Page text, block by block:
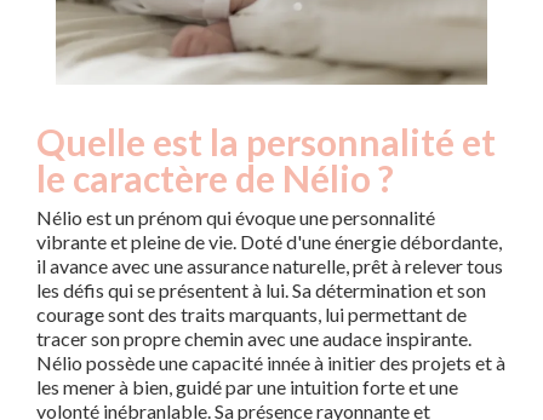
Quelle est la personnalité et
le caractère de Nélio ?
Nélio est un prénom qui évoque une personnalité
vibrante et pleine de vie. Doté d'une énergie débordante,
il avance avec une assurance naturelle, prêt à relever tous
les défis qui se présentent à lui. Sa détermination et son
courage sont des traits marquants, lui permettant de
tracer son propre chemin avec une audace inspirante.
Nélio possède une capacité innée à initier des projets et à
les mener à bien, guidé par une intuition forte et une
volonté inébranlable. Sa présence rayonnante et